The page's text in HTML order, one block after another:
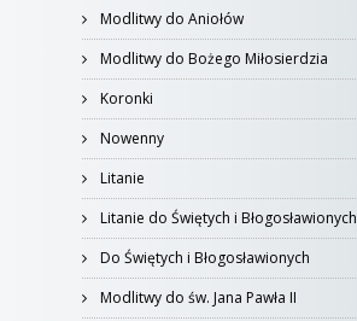
Modlitwy do Aniołów
Modlitwy do Bożego Miłosierdzia
Koronki
Nowenny
Litanie
Litanie do Świętych i Błogosławionych
Do Świętych i Błogosławionych
Modlitwy do św. Jana Pawła II